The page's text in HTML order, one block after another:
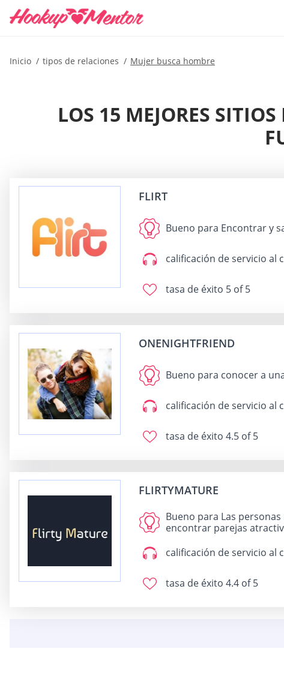
Inicio tipos de relaciones Mujer busca hombre
LOS 15 MEJORES
FLIRT
Bueno para Encontrar y
calificación de servicio al
tasa de éxito 5 of 5
ONENIGHTFRIEND
Bueno para conocer a
calificación de servicio al
tasa de éxito 4.5 of 5
FLIRTYMATURE
Bueno para Las
encontrar parejas
calificación de servicio al
tasa de éxito 4.4 of 5